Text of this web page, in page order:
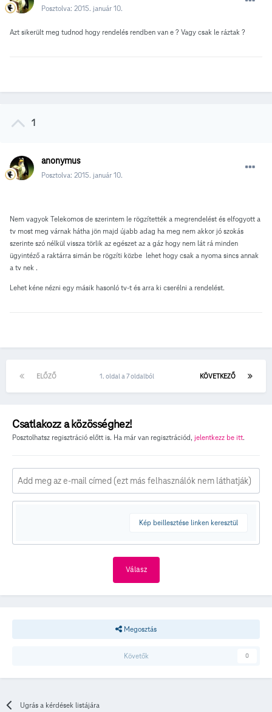
Posztolva: 2015. január 10.
Azt sikerült meg tudnod hogy rendelés rendben van e ? Vagy csak le ráztak ?
1
anonymus
Posztolva: 2015. január 10.
Nem vagyok Telekomos de szerintem le rögzítették a megrendelést és elfogyott a
tv most meg várnak hátha jön majd újabb adag ha meg nem akkor jó szokás
szerinte szó nélkül vissza törlik az egészet az a gáz hogy nem lát rá minden
ügyintéző a raktárra simán be rögzíti közbe lehet hogy csak a nyoma sincs annak
a tv nek .
Lehet kéne nézni egy másik hasonló tv-t és arra ki cserélni a rendelést.
ELŐZŐ KÖVETKEZŐ
1. oldal a 7 oldalból
Csatlakozz a közösséghez!
Posztolhatsz regisztráció előtt is. Ha már van regisztrációd, jelentkezz be itt.
Kép beillesztése linken keresztül
Válasz
Megosztás
Követők 0
Ugrás a kérdések listájára